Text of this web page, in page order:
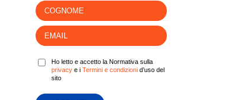
Ho letto e accetto la Normativa sulla
privacy e iTermini e condizioni d’uso del
sito